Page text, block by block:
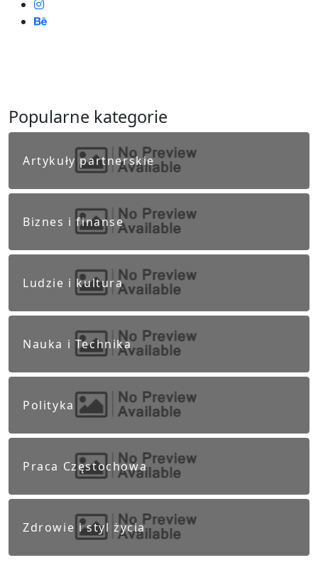
Popularne kategorie
Artykuły partnerskie
Biznes i finanse
Ludzie i kultura
Nauka i Technika
Polityka
Praca Częstochowa
Zdrowie i styl życia